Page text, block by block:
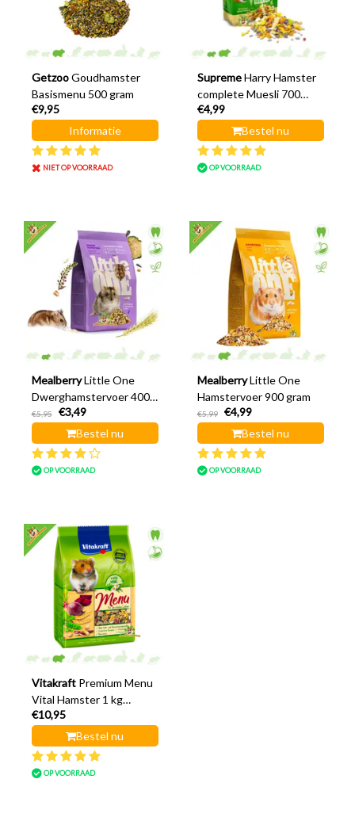
Getzoo Goudhamster
Basismenu 500 gram
€9,95
Informatie
NIET OP VOORRAAD
Supreme Harry Hamster
complete Muesli 700
gram Hamstervoer
€4,99
Bestel nu
OP VOORRAAD
Mealberry Little One
Dwerghamstervoer 400
gram
€5,95
€3,49
Bestel nu
OP VOORRAAD
Mealberry Little One
Hamstervoer 900 gram
€5,99
€4,99
Bestel nu
OP VOORRAAD
Vitakraft Premium Menu
Vital Hamster 1 kg
Hamstervoer
€10,95
Bestel nu
OP VOORRAAD